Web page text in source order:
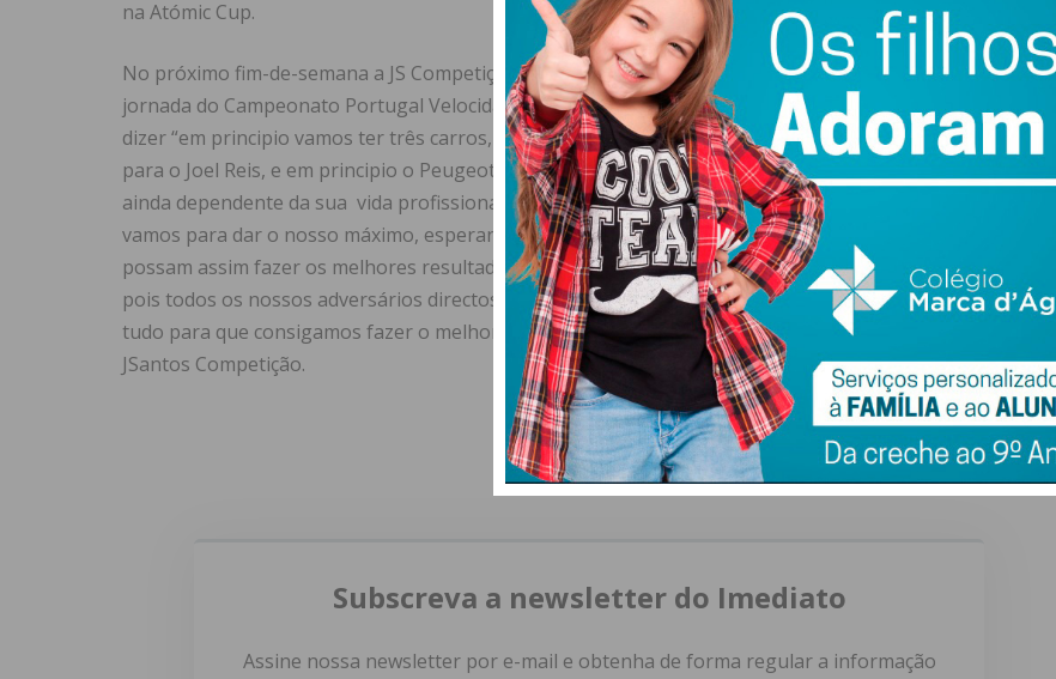
na Atómic Cup.
No próximo fim-de-semana a JS Competição vai estar no autódromo do Estoril, para a derradeira
jornada do Campeonato Portugal Velocidade 1300 e Legend´s, onde segundo Júlio Santos começou por
dizer “em principio vamos ter três carros, o Honda Civic Type R para o Hugo Oliveira, o Citroen AX Sport
para o Joel Reis, e em principio o Peugeot 106 para o Pedro Pimenta, embora esta participação esteja
ainda dependente da sua vida profissional “. Quanto a objectivos o preparador de Paços Ferreira disse “
vamos para dar o nosso máximo, esperando que os carros estejam perfeitos e que os nossos pilotos
possam assim fazer os melhores resultados possíveis, embora saiba de antemão que não vai ser fácil,
pois todos os nossos adversários directos vão alinhar , por isso é de prever muita luta, mas vamos fazer
tudo para que consigamos fazer o melhor possível”, conclui Júlio Santos, o principal responsável da
JSantos Competição.
Subscreva a newsletter do Imediato
Assine nossa newsletter por e-mail e obtenha de forma regular a informação